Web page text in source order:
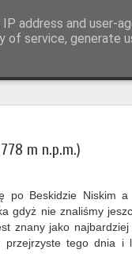
m n.p.m.)
po Beskidzie Niskim a
gdyż nie znaliśmy
znany jako
tego dnia i
address and user-
of service, generate
Bałucianka
łemkowskich
tu swoją unikalną kulturę
dziś.